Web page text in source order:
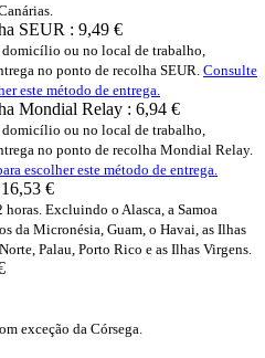
SEUR : 9,49 €
domicílio ou no local de trabalho,
no ponto de recolha SEUR. Consulte
este método de entrega.
Mondial Relay : 6,94 €
domicílio ou no local de trabalho,
no ponto de recolha Mondial Relay.
escolher este método de entrega.
16,53 €
Excluindo o Alasca, a Samoa
da Micronésia, Guam, o Havai, as Ilhas
Palau, Porto Rico e as Ilhas Virgens.
exceção da Córsega.